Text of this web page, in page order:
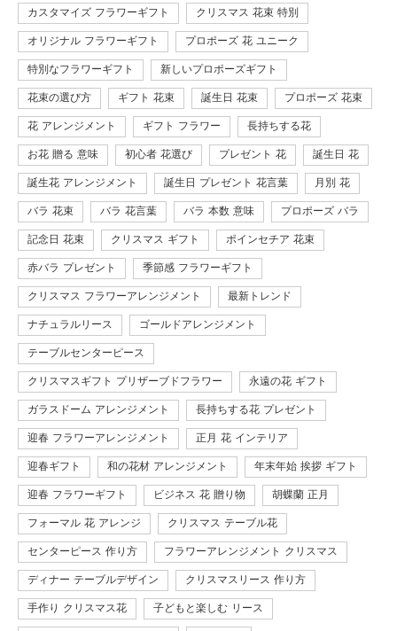
カスタマイズ フラワーギフト クリスマス 花束 特別
オリジナル フラワーギフト プロポーズ 花 ユニーク
特別なフラワーギフト 新しいプロポーズギフト
花束の選び方 ギフト 花束 誕生日 花束 プロポーズ 花束
花 アレンジメント ギフト フラワー 長持ちする花
お花 贈る 意味 初心者 花選び プレゼント 花 誕生日 花
誕生花 アレンジメント 誕生日 プレゼント 花言葉 月別 花
バラ 花束 バラ 花言葉 バラ 本数 意味 プロポーズ バラ
記念日 花束 クリスマス ギフト ポインセチア 花束
赤バラ プレゼント 季節感 フラワーギフト
クリスマス フラワーアレンジメント 最新トレンド
ナチュラルリース ゴールドアレンジメント
テーブルセンターピース
クリスマスギフト プリザーブドフラワー 永遠の花 ギフト
ガラスドーム アレンジメント 長持ちする花 プレゼント
迎春 フラワーアレンジメント 正月 花 インテリア
迎春ギフト 和の花材 アレンジメント 年末年始 挨拶 ギフト
迎春 フラワーギフト ビジネス 花 贈り物 胡蝶蘭 正月
フォーマル 花 アレンジ クリスマス テーブル花
センターピース 作り方 フラワーアレンジメント クリスマス
ディナー テーブルデザイン クリスマスリース 作り方
手作り クリスマス花 子どもと楽しむ リース